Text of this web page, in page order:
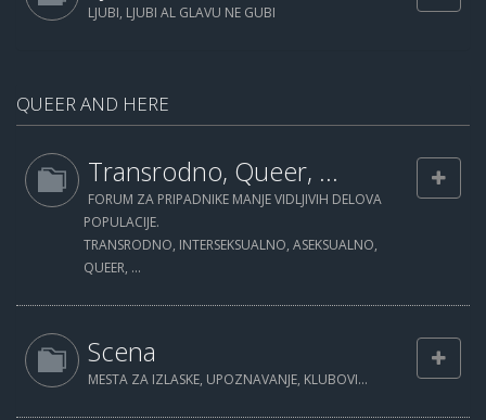
LJUBI, LJUBI AL GLAVU NE GUBI
QUEER AND HERE
Transrodno, Queer, ...
FORUM ZA PRIPADNIKE MANJE VIDLJIVIH DELOVA
POPULACIJE.
TRANSRODNO, INTERSEKSUALNO, ASEKSUALNO,
QUEER, ...
Scena
MESTA ZA IZLASKE, UPOZNAVANJE, KLUBOVI...